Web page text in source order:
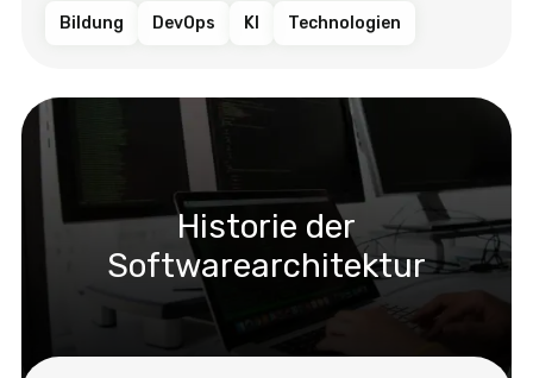
Bildung DevOps KI Technologien
Historie der
Softwarearchitektur